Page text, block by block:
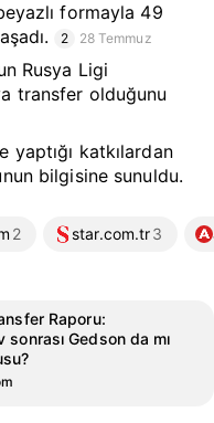
formayla 49
2 28 Temmuz
Rusya Ligi
transfer olduğunu
yaptığı katkılardan
bilgisine sunuldu.
2 star.com.tr3
Raporu:
Gedson da mı